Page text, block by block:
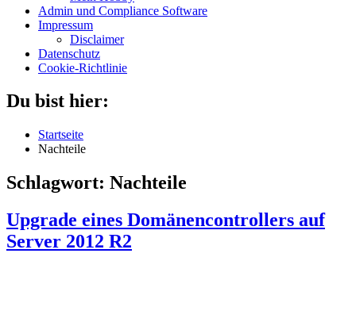
Admin und Compliance Software
Impressum
Disclaimer
Datenschutz
Cookie-Richtlinie
Du bist hier:
Startseite
Nachteile
Schlagwort: Nachteile
Upgrade eines Domänencontrollers auf
Server 2012 R2